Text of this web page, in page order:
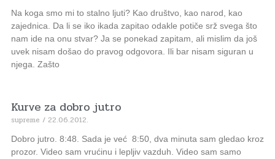
Na koga smo mi to stalno ljuti? Kao društvo, kao narod, kao
zajednica. Da li se iko ikada zapitao odakle potiče srž svega što
nam ide na onu stvar? Ja se ponekad zapitam, ali mislim da još
uvek nisam došao do pravog odgovora. Ili bar nisam siguran u
njega. Zašto
Kurve za dobro jutro
supreme 22.06.2012.
Dobro jutro. 8:48. Sada je već 8:50, dva minuta sam gledao kroz
prozor. Video sam vrućinu i lepljiv vazduh. Video sam samo